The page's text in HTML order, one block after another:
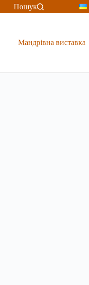
Пошук
Мандрівна виставка